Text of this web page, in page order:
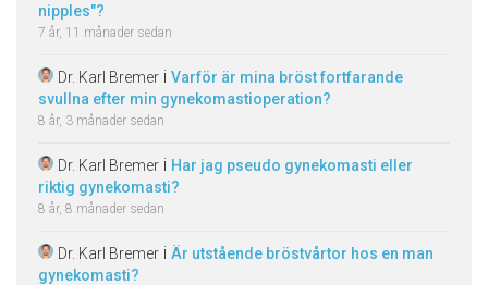
nipples"?
7 år, 11 månader sedan
Dr. Karl Bremer i Varför är mina bröst fortfarande
svullna efter min gynekomastioperation?
8 år, 3 månader sedan
Dr. Karl Bremer i Har jag pseudo gynekomasti eller
riktig gynekomasti?
8 år, 8 månader sedan
Dr. Karl Bremer i Är utstående bröstvårtor hos en man
gynekomasti?